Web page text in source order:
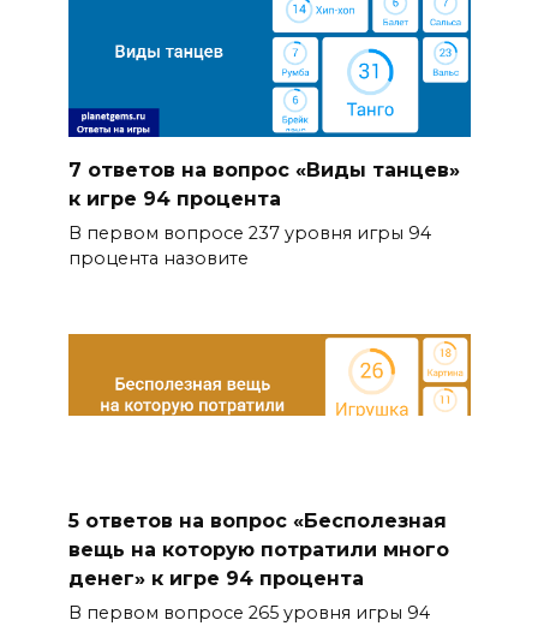
7 ответов на вопрос «Виды танцев»
к игре 94 процента
В первом вопросе 237 уровня игры 94
процента назовите
5 ответов на вопрос «Бесполезная
вещь на которую потратили много
денег» к игре 94 процента
В первом вопросе 265 уровня игры 94